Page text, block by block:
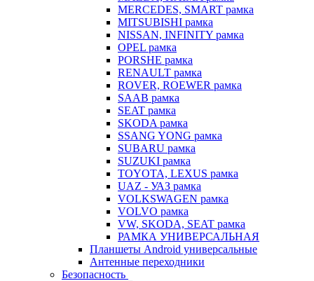
MERCEDES, SMART рамка
MITSUBISHI рамка
NISSAN, INFINITY рамка
OPEL рамка
PORSHE рамка
RENAULT рамка
ROVER, ROEWER рамка
SAAB рамка
SEAT рамка
SKODA рамка
SSANG YONG рамка
SUBARU рамка
SUZUKI рамка
TOYOTA, LEXUS рамка
UAZ - УАЗ рамка
VOLKSWAGEN рамка
VOLVO рамка
VW, SKODA, SEAT рамка
РАМКА УНИВЕРСАЛЬНАЯ
Планшеты Android универсальные
Антенные переходники
Безопасность